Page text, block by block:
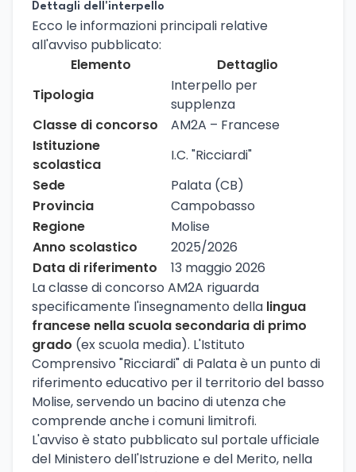
Dettagli dell'interpello
Ecco le informazioni principali relative
all'avviso pubblicato:
Elemento
Dettaglio
Tipologia
Interpello per
supplenza
Classe di concorso
AM2A – Francese
Istituzione
scolastica
I.C. "Ricciardi"
Sede
Palata (CB)
Provincia
Campobasso
Regione
Molise
Anno scolastico
2025/2026
Data di riferimento
13 maggio 2026
La classe di concorso AM2A riguarda
specificamente l'insegnamento della lingua
francese nella scuola secondaria di primo
grado (ex scuola media). L'Istituto
Comprensivo "Ricciardi" di Palata è un punto di
riferimento educativo per il territorio del basso
Molise, servendo un bacino di utenza che
comprende anche i comuni limitrofi.
L'avviso è stato pubblicato sul portale ufficiale
del Ministero dell'Istruzione e del Merito, nella